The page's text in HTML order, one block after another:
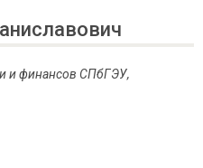
и финансов СПбГЭУ,